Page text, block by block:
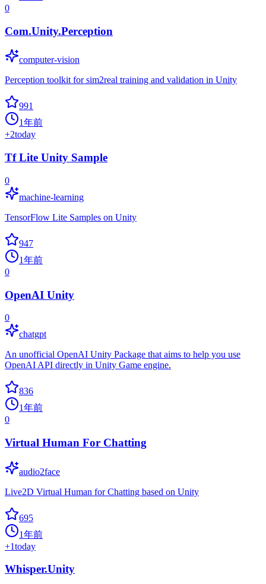
0
Com.Unity.Perception
computer-vision
Perception toolkit for sim2real training and validation in Unity
991
1年前
+2today
Tf Lite Unity Sample
0
machine-learning
TensorFlow Lite Samples on Unity
947
1年前
0
OpenAI Unity
0
chatgpt
An unofficial OpenAI Unity Package that aims to help you use
OpenAI API directly in Unity Game engine.
836
1年前
0
Virtual Human For Chatting
audio2face
Live2D Virtual Human for Chatting based on Unity
695
1年前
+1today
Whisper.Unity